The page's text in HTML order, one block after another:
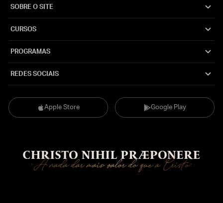
Apple Store Google Play
SOBRE O SITE
CURSOS
PROGRAMAS
REDES SOCIAIS